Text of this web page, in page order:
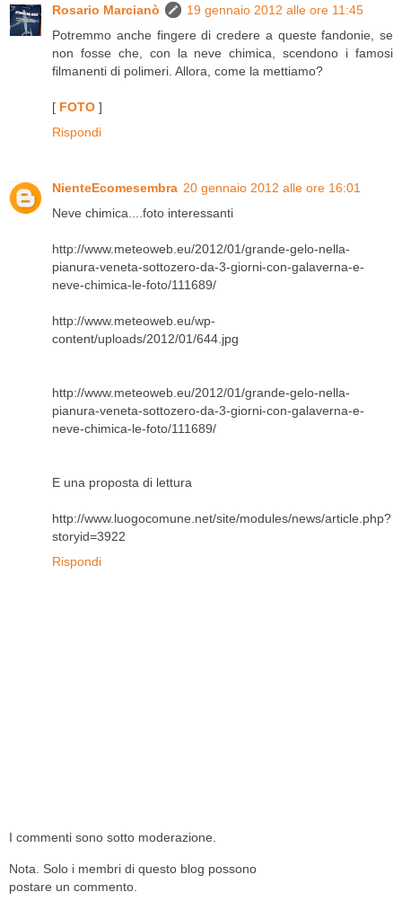
Rosario Marcianò
19 gennaio 2012 alle ore 11:45
Potremmo anche fingere di credere a queste fandonie, se
non fosse che, con la neve chimica, scendono i famosi
filmanenti di polimeri. Allora, come la mettiamo?
[ FOTO ]
Rispondi
NienteEcomesembra 20 gennaio 2012 alle ore 16:01
Neve chimica....foto interessanti
http://www.meteoweb.eu/2012/01/grande-gelo-nella-
pianura-veneta-sottozero-da-3-giorni-con-galaverna-e-
neve-chimica-le-foto/111689/
http://www.meteoweb.eu/wp-
content/uploads/2012/01/644.jpg
http://www.meteoweb.eu/2012/01/grande-gelo-nella-
pianura-veneta-sottozero-da-3-giorni-con-galaverna-e-
neve-chimica-le-foto/111689/
E una proposta di lettura
http://www.luogocomune.net/site/modules/news/article.php?
storyid=3922
Rispondi
I commenti sono sotto moderazione.
Nota. Solo i membri di questo blog possono
postare un commento.